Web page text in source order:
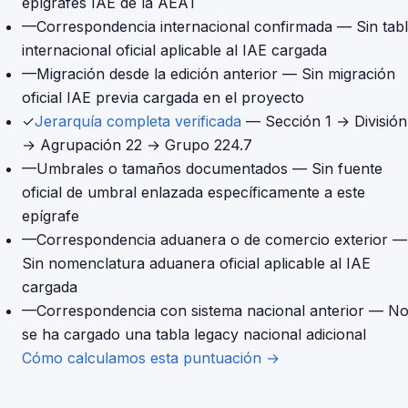
—Correspondencia internacional confirmada — Sin
internacional oficial aplicable al IAE cargada
—Migración desde la edición anterior — Sin migración
oficial IAE previa cargada en el proyecto
✓Jerarquía completa verificada — Sección 1 →
→ Agrupación 22 → Grupo 224.7
—Umbrales o tamaños documentados — Sin fuente
oficial de umbral enlazada específicamente a este
epígrafe
—Correspondencia aduanera o de comercio exterior —
Sin nomenclatura aduanera oficial aplicable al IAE
cargada
—Correspondencia con sistema nacional anterior — No
se ha cargado una tabla legacy nacional adicional
Cómo calculamos esta puntuación →